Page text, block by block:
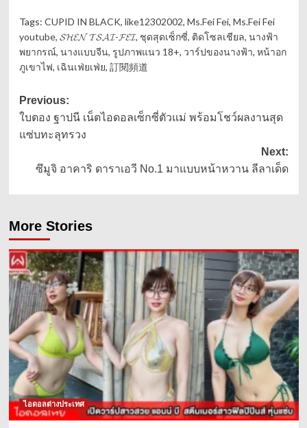
Tags: CUPID IN BLACK, like12302002, Ms.Fei Fei, Ms.Fei Fei
youtube, 𝓢𝓗𝓔𝓝 𝓣𝓢𝓐𝓘-𝓕𝓔𝓘, ชุดสุดเซ็กซี่, ติดโซลเชียล, นางฟ้า
พยากรณ์, นางแบบจีน, รูปภาพแนว 18+, วาร์ปของนางฟ้า, หน้าอก
ภูเขาไฟ, เฉินเฟ่ยเฟ่ย, 訂閱頻道
Post
navigation
Previous:
ใบตอง ฐาปนี เน็ตไอดอลเซ็กซี่ตัวแม่ พร้อมโชว์ผลงานสุด
แซ่บทะลุทรวง
Next:
ซึมูจิ อาคาริ ดาราเอวี No.1 มาแบบหน้าหวาน ลีลาเด็ด
More Stories
ไอดอลต่างประเทศ